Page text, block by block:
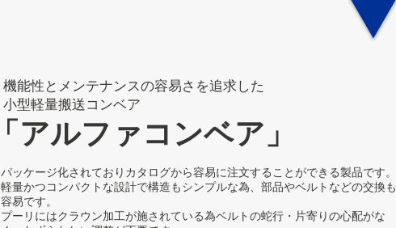
機能性とメンテナンスの容易さを追求した
小型軽量搬送コンベア
「アルファコンベア」
パッケージ化されておりカタログから容易に注文することができる製品です。
軽量かつコンパクトな設計で構造もシンプルな為、部品やベルトなどの交換も
容易です。
プーリにはクラウン加工が施されている為ベルトの蛇行・片寄りの心配がな